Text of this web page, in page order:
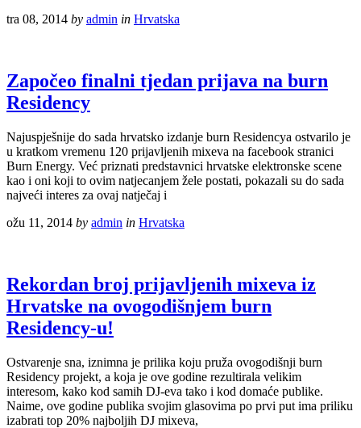
tra 08, 2014 by admin in Hrvatska
Započeo finalni tjedan prijava na burn
Residency
Najuspješnije do sada hrvatsko izdanje burn Residencya ostvarilo je
u kratkom vremenu 120 prijavljenih mixeva na facebook stranici
Burn Energy. Već priznati predstavnici hrvatske elektronske scene
kao i oni koji to ovim natjecanjem žele postati, pokazali su do sada
najveći interes za ovaj natječaj i
ožu 11, 2014 by admin in Hrvatska
Rekordan broj prijavljenih mixeva iz
Hrvatske na ovogodišnjem burn
Residency-u!
Ostvarenje sna, iznimna je prilika koju pruža ovogodišnji burn
Residency projekt, a koja je ove godine rezultirala velikim
interesom, kako kod samih DJ-eva tako i kod domaće publike.
Naime, ove godine publika svojim glasovima po prvi put ima priliku
izabrati top 20% najboljih DJ mixeva,